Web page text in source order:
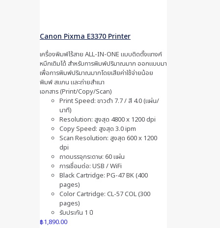
Canon Pixma E3370 Printer
เครื่องพิมพ์ไร้สาย ALL-IN-ONE แบบติดตั้งแทงค์
หมึกเติมได้ สำหรับการพิมพ์ปริมาณมาก ออกแบบมา
เพื่อการพิมพ์ปริมาณมากโดยเสียค่าใช้จ่ายน้อย
พิมพ์ สแกน และถ่ายสำเนา
เอกสาร (Print/Copy/Scan)
Print Speed: ขาวดำ 7.7 / สี 4.0 (แผ่น/
นาที)
Resolution: สูงสุด 4800 x 1200 dpi
Copy Speed: สูงสุด 3.0 ipm
Scan Resolution: สูงสุด 600 x 1200
dpi
ถาดบรรจุกระดาษ: 60 แผ่น
การเชื่อมต่อ: USB / WiFi
Black Cartridge: PG-47 BK (400
pages)
Color Cartridge: CL-57 COL (300
pages)
รับประกัน 1 ปี
฿1,890.00